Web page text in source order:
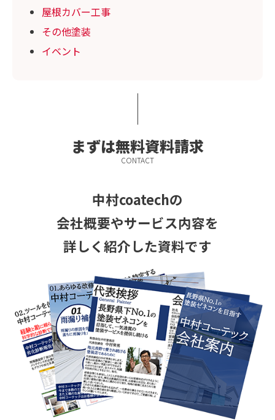
屋根カバー工事
その他塗装
イベント
まずは無料資料請求
CONTACT
中村coatechの
会社概要やサービス内容を
詳しく紹介した資料です